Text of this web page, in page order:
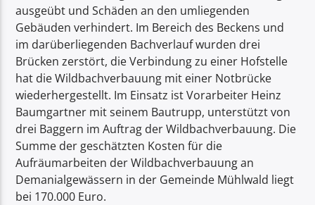
ausgeübt und Schäden an den umliegenden
Gebäuden verhindert. Im Bereich des Beckens und
im darüberliegenden Bachverlauf wurden drei
Brücken zerstört, die Verbindung zu einer Hofstelle
hat die Wildbachverbauung mit einer Notbrücke
wiederhergestellt. Im Einsatz ist Vorarbeiter Heinz
Baumgartner mit seinem Bautrupp, unterstützt von
drei Baggern im Auftrag der Wildbachverbauung. Die
Summe der geschätzten Kosten für die
Aufräumarbeiten der Wildbachverbauung an
Demanialgewässern in der Gemeinde Mühlwald liegt
bei 170.000 Euro.